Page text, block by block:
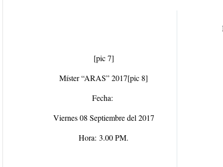
[pic 7]
Míster “ARAS” 2017[pic 8]
Fecha:
Viernes 08 Septiembre del 2017
Hora: 3.00 PM.